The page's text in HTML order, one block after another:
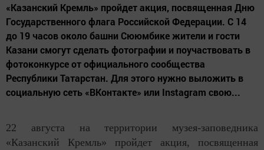
«Казанский Кремль» пройдет акция, посвященная Дню
Государственного флага Российской Федерации. С 14
до 19 часов около башни Сююмбике жители и гости
Казани смогут сделать фотографии и поучаствовать в
фотоконкурсе от официального сообщества
Республики Татарстан. Для этого нужно выложить в
социальную сеть «ВКонтакте» или Instagram свою...
22 августа на территории музея-заповедника
«Казанский Кремль» пройдет акция, посвященная